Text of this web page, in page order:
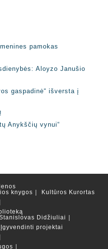
pamokas
Aloyzo Janušio
gaspadinė“ išversta į
Anykščių vynui“
knygos Kultūros Kurortas
Didžiuliai
Įgyvendinti projektai